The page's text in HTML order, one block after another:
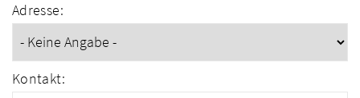
Adresse:
Kontakt: